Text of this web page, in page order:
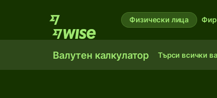
Физически лица
Валутен калкулатор Търси всички